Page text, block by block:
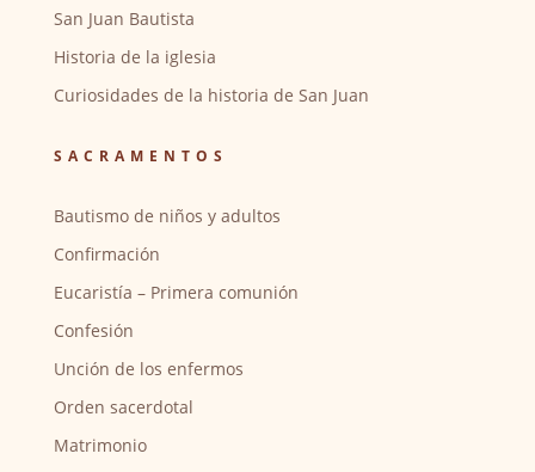
San Juan Bautista
Historia de la iglesia
Curiosidades de la historia de San Juan
SACRAMENTOS
Bautismo de niños y adultos
Confirmación
Eucaristía – Primera comunión
Confesión
Unción de los enfermos
Orden sacerdotal
Matrimonio